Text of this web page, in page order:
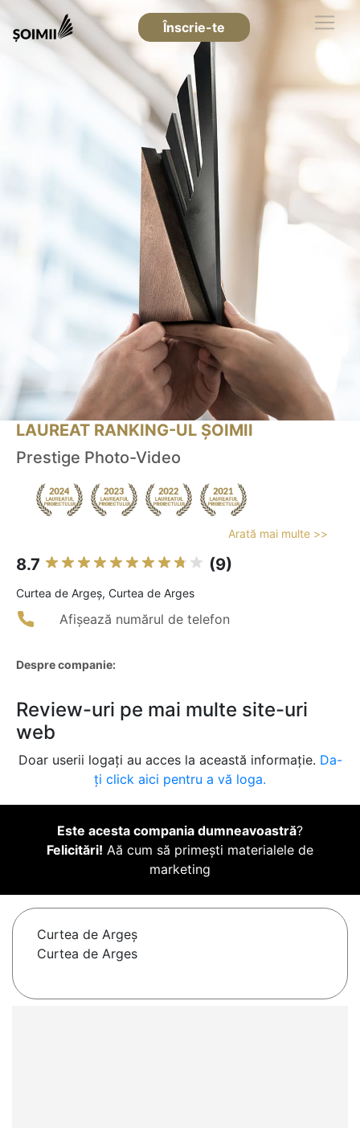
Înscrie-te
LAUREAT RANKING-UL ȘOIMII
Prestige Photo-Video
Arată mai multe >>
8.7 (9)
Curtea de Argeş, Curtea de Arges
Afișează numărul de telefon
Despre companie:
Review-uri pe mai multe site-uri
web
Doar userii logați au acces la această informație. Da-
ți click aici pentru a vă loga.
Este acesta compania dumneavoastră?
Felicitări! Aă cum să primești materialele de
marketing
Curtea de Argeş
Curtea de Arges